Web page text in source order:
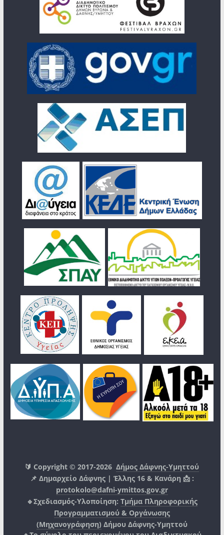
🔰 Copyright © 2017-2026Δήμος Δάφνης-Υμηττού
📌 Δημαρχείο Δάφνης | Έλλης 16 & Κανάρη 📩 :
protokolo@dafni-ymittos.gov.gr
🔹Σχεδιασμός-Υλοποίηση: Τμήμα Πληροφορικής
Προγραμματισμού & Οργάνωσης
(Μηχανογράφηση) Δήμου Δάφνης-Υμηττού